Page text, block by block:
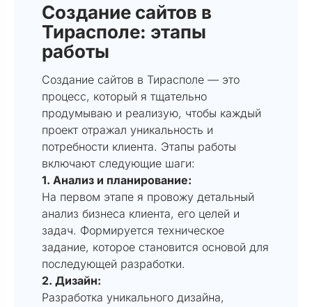
Создание сайтов в
Тирасполе: этапы
работы
Создание сайтов в Тирасполе — это
процесс, который я тщательно
продумываю и реализую, чтобы каждый
проект отражал уникальность и
потребности клиента. Этапы работы
включают следующие шаги:
1. Анализ и планирование:
На первом этапе я провожу детальный
анализ бизнеса клиента, его целей и
задач. Формируется техническое
задание, которое становится основой для
последующей разработки.
2. Дизайн:
Разработка уникального дизайна,